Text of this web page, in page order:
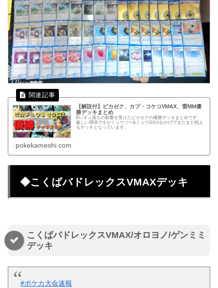
【解説付】ピカゼク、カプ・コケコVMAX、雷MM優
勝デッキまとめ
Bレギュ落ちの影響を受けたピカゼクの優勝デッキまとめです。
厳しい環境ですがミュウツー&ミュウGXのおかげでまだまだ戦え
るデッキとなっています。
pokekameshi.com
◆こくばバドレックスVMAXデッキ
こくばバドレックスVMAX/オロヨノ/ゲンミミ
デッキ
#ポケカ大会速報